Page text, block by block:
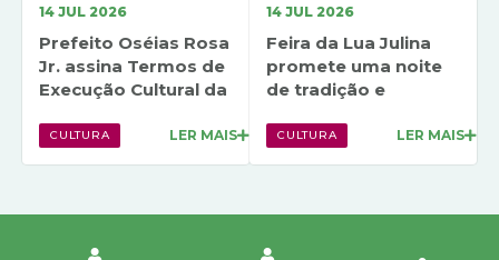
14 JUL 2026
Prefeito Oséias Rosa
Jr. assina Termos de
Execução Cultural da
CULTURA LER MAIS
14 JUL 2026
Feira da Lua Julina
promete uma noite
de tradição e
CULTURA LER MAIS